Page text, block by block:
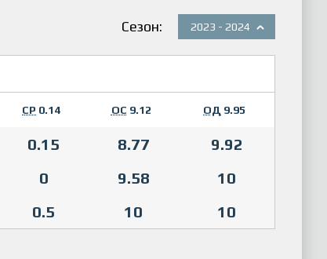
2023 - 2024
Сезон:
СР 0.14 ОС 9.12 ОД 9.95
0.15 8.77 9.92
0 9.58 10
0.5 10 10